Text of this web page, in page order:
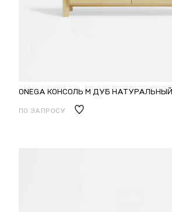
ONEGA КОНСОЛЬ M ДУБ НАТУРАЛЬНЫЙ
ПО ЗАПРОСУ